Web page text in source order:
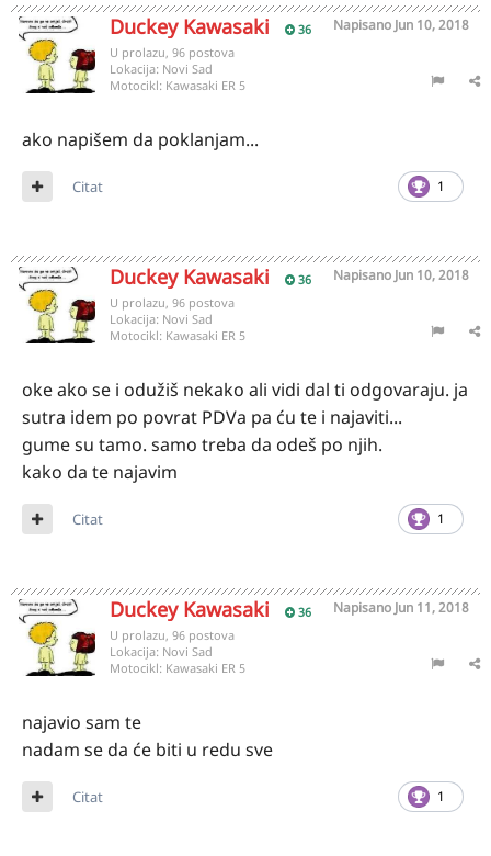
Duckey Kawasaki 36 Napisano Jun 10, 2018
U prolazu, 96 postova
Lokacija: Novi Sad
Motocikl: Kawasaki ER 5
ako napišem da poklanjam...
1
Citat
Duckey Kawasaki 36 Napisano Jun 10, 2018
U prolazu, 96 postova
Lokacija: Novi Sad
Motocikl: Kawasaki ER 5
oke ako se i odužiš nekako ali vidi dal ti odgovaraju. ja
sutra idem po povrat PDVa pa ću te i najaviti...
gume su tamo. samo treba da odeš po njih.
kako da te najavim
1
Citat
Duckey Kawasaki 36 Napisano Jun 11, 2018
U prolazu, 96 postova
Lokacija: Novi Sad
Motocikl: Kawasaki ER 5
najavio sam te
nadam se da će biti u redu sve
1
Citat